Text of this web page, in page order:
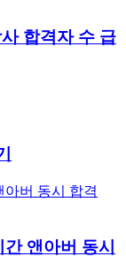
합격자 수 급
앤아버 동시